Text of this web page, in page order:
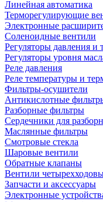
Линейная автоматика
Терморегулирующие
Электронные
Соленоидные вентили
Регуляторы давления и
Регуляторы уровня
Реле давления
Реле температуры и
Фильтры-осушители
Антикислотные
Разборные фильтры
Сердечники для
Маслянные фильтры
Смотровые стекла
Шаровые вентили
Обратные клапаны
Вентили
Запчасти и аксессуары
Электронные